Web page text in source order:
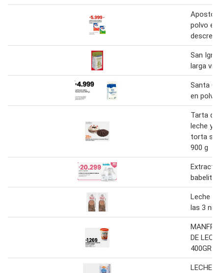
polvo
San
larga
Santa
en polvo
Tarta de
leche y
torta
900 g
babelito
Leche
las 3
DE
400GR
LECHE